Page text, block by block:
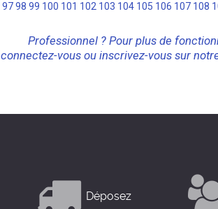
9798 99 100 101 102 103 104 105 106 107 108
Professionnel ? Pour plus de
connectez-vous ou inscrivez-vous sur
Déposez